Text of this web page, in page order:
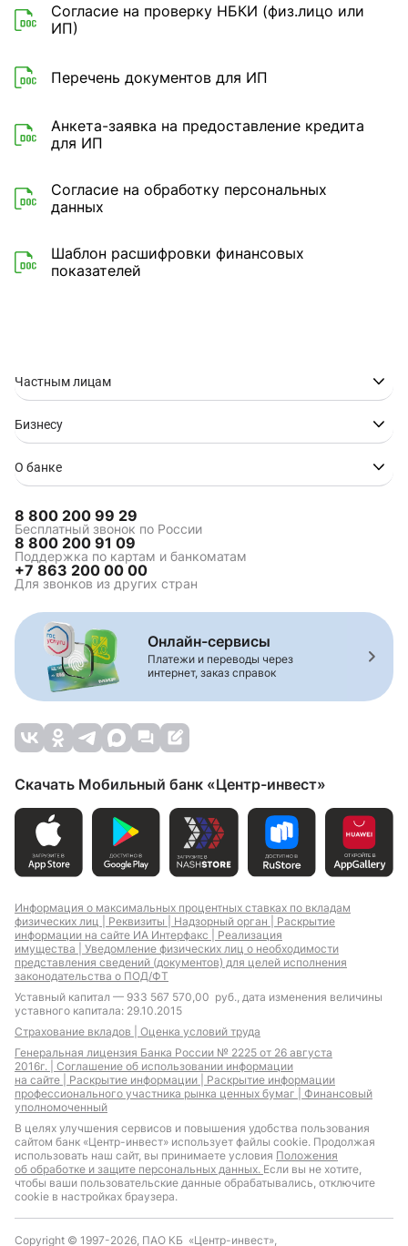
Согласие на проверку НБКИ (физ.лицо или
ИП)
Перечень документов для ИП
Анкета-заявка на предоставление кредита
для ИП
Согласие на обработку персональных
данных
Шаблон расшифровки финансовых
показателей
Частным лицам
Бизнесу
О банке
8 800 200 99 29
Бесплатный звонок по России
8 800 200 91 09
Поддержка по картам и банкоматам
+7 863 200 00 00
Для звонков из других стран
Онлайн-сервисы
Платежи и переводы через
интернет, заказ справок
Скачать Мобильный банк «Центр-инвест»
Информация о максимальных процентных ставках по вкладам
физических лиц | Реквизиты | Надзорный орган | Раскрытие
информации на сайте ИА Интерфакс | Реализация
имущества | Уведомление физических лиц о необходимости
представления сведений (документов) для целей исполнения
законодательства о ПОД/ФТ
Уставный капитал — 933 567 570,00 руб., дата изменения величины
уставного капитала: 29.10.2015
Страхование вкладов | Оценка условий труда
Генеральная лицензия Банка России № 2225 от 26 августа
2016г. | Соглашение об использовании информации
на сайте | Раскрытие информации | Раскрытие информации
профессионального участника рынка ценных бумаг | Финансовый
уполномоченный
В целях улучшения сервисов и повышения удобства пользования
сайтом банк «Центр-инвест» использует файлы cookie. Продолжая
использовать наш сайт, вы принимаете условия Положения
об обработке и защите персональных данных. Если вы не хотите,
чтобы ваши пользовательские данные обрабатывались, отключите
cookie в настройках браузера.
Copyright © 1997-2026, ПАО КБ «Центр-инвест»,